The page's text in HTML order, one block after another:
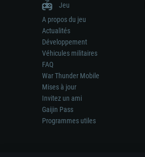
Jeu
A propos du jeu
Actualités
Développement
Véhicules militaires
FAQ
War Thunder Mobile
Mises à jour
Invitez un ami
Gaijin Pass
Programmes utiles